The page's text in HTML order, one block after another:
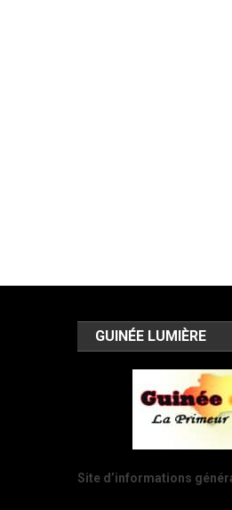
GUINÉE LUMIÈRE
Site d’informations